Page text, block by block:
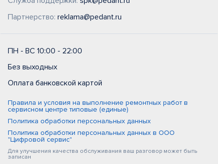
Партнерство: reklama@pedant.ru
ПН - ВС 10:00 - 22:00
Без выходных
Оплата банковской картой
Правила и условия на выполнение ремонтных работ в
сервисном центре типовые (единые)
Политика обработки персональных данных
Политика обработки персональных данных в ООО
"Цифровой сервис"
Для улучшения качества обслуживания ваш разговор может быть
записан